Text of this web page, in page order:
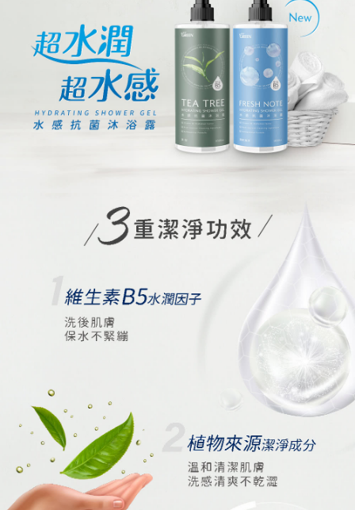
恩沛科技股份有限公司將有權停止該用戶之使用額度並採取法律行動。